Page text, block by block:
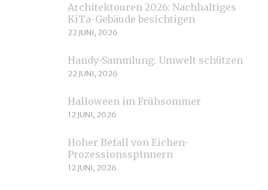
Architektouren 2026: Nachhaltiges
KiTa-Gebäude besichtigen
22 JUNI, 2026
Handy-Sammlung: Umwelt schützen
22 JUNI, 2026
Halloween im Frühsommer
12 JUNI, 2026
Hoher Befall von Eichen-
Prozessionsspinnern
12 JUNI, 2026